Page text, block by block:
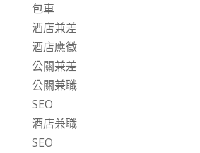
包車
酒店兼差
酒店應徵
公關兼差
公關兼職
SEO
酒店兼職
SEO